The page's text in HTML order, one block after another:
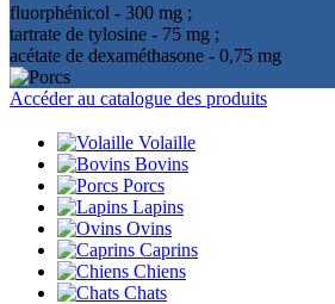
fluorphénicol - 300 mg ;
tartrate de tylosine - 75 mg ;
acétate de dexaméthasone - 0,75 mg
Accéder au catalogue des produits
Volaille
Bovins
Porcs
Lapins
Ovins
Caprins
Chiens
Chats